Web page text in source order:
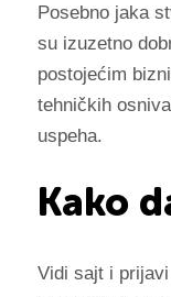
Posebno jaka
su izuzetno
postojećim
tehničkih
uspeha.
Kako
Vidi sajt i